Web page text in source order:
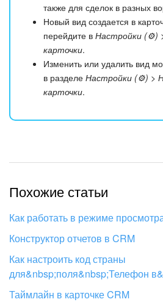
также для сделок в разных
Новый вид создается в
перейдите в Настройки (⚙️)
карточки.
Изменить или удалить вид
в разделе Настройки (⚙️) >
карточки.
Похожие статьи
Как работать в режиме
Конструктор отчетов в CRM
Как настроить код страны
для&nbsp;поля&nbsp;Телефон
Таймлайн в карточке CRM